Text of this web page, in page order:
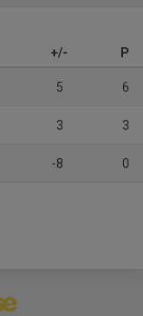
+/- P
5 6
3 3
-8 0